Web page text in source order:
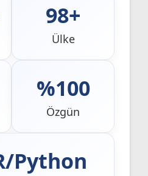
98+
Ülke
%100
Özgün
Python